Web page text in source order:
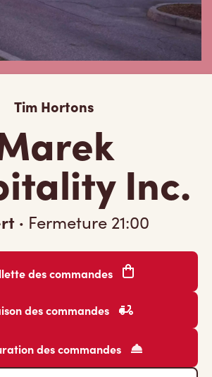
Tim Hortons
Inc.
· Fermeture 21:00
des commandes
des commandes
des commandes